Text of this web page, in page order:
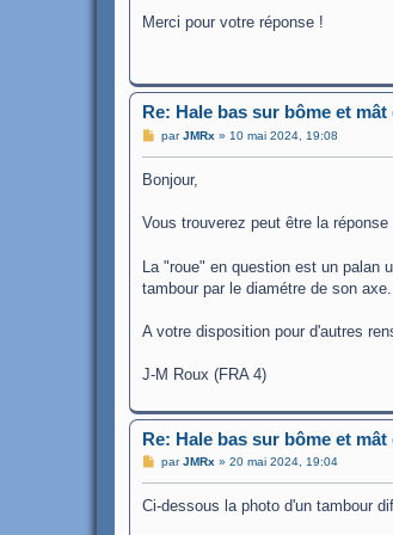
s
Merci pour votre réponse !
Re: Hale bas sur bôme et mât
M
s
e
parJMRx » 10 mai 2024, 19:08
Bonjour,
Vous trouverez peut être la
La "roue" en question est un palan
tambour par le diamétre de son axe.
A votre disposition pour d'autres
J-M Roux (FRA 4)
Re: Hale bas sur bôme et mât
M
s
parJMRx » 20 mai 2024, 19:04
Ci-dessous la photo d'un tambour